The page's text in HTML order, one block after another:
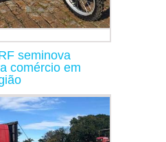
seminova
comércio em